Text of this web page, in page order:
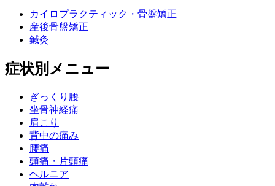
カイロプラクティック・骨盤矯正
産後骨盤矯正
鍼灸
症状別メニュー
ぎっくり腰
坐骨神経痛
肩こり
背中の痛み
腰痛
頭痛・片頭痛
ヘルニア